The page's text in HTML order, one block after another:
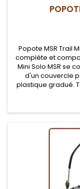
Popote MSR Trail
complète et
Mini Solo MSR se
d'un couvercle
plastique gradué.